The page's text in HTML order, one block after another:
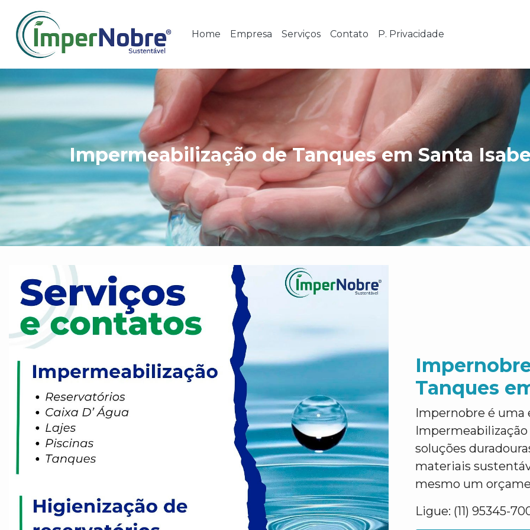
Home Empresa Serviços Contato P. Privacidade
Impermeabilização de Tanques em Santa
Tanques
Impernobre é uma
Impermeabilização
soluções
materiais
mesmo um
Ligue: (11) 95345-